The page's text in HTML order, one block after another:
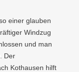
einer glauben
Windzug
und man
Der
Kothausen hilft